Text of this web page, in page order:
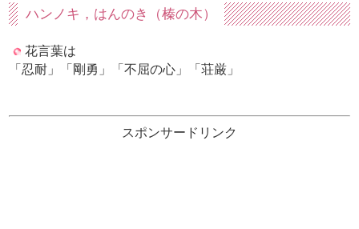
ハンノキ，はんのき（榛の木）
花言葉は
「忍耐」「剛勇」「不屈の心」「荘厳」
スポンサードリンク